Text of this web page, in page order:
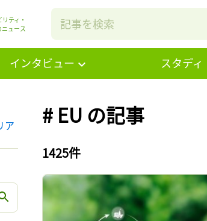
ティ・
ニュース
インタビュー スタディ
ア # EU の記事
1425件